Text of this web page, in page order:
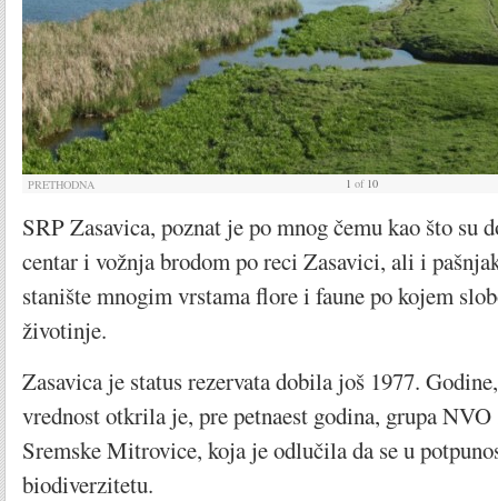
PRETHODNA 1 of 10
SRP Zasavica, poznat je po mnog čemu kao što su
centar i vožnja brodom po reci Zasavici, ali i
stanište mnogim vrstama flore i faune po kojem
životinje.
Zasavica je status rezervata dobila još 1977.
vrednost otkrila je, pre petnaest godina, grupa
Sremske Mitrovice, koja je odlučila da se u
biodiverzitetu.